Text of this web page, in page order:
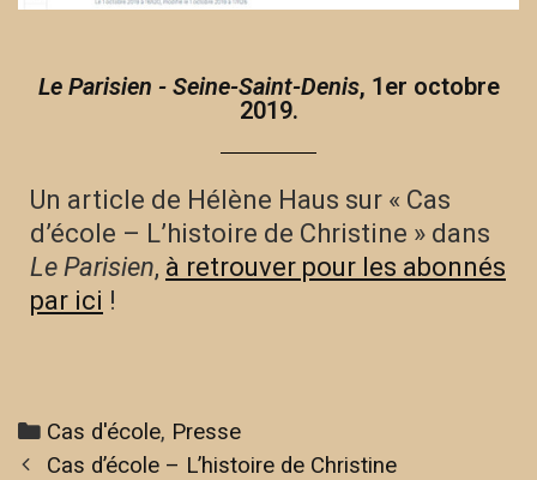
Le Parisien - Seine-Saint-Denis, 1er octobre
2019.
Un article de Hélène Haus sur « Cas
d’école – L’histoire de Christine » dans
Le Parisien, à retrouver pour les abonnés
par ici !
Cas d'école, Presse
Cas d’école – L’histoire de Christine